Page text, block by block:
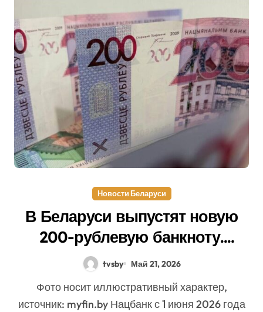
Новости Беларуси
В Беларуси выпустят новую
200-рублевую банкноту.
Когда?
tvsby Май 21, 2026
Фото носит иллюстративный характер,
источник: myfin.by Нацбанк с 1 июня 2026 года